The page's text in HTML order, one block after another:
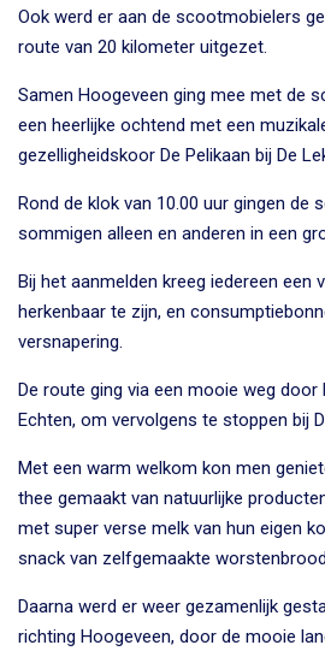
Ook werd er aan de scootmobielers
route van 20 kilometer uitgezet.
Samen Hoogeveen ging mee met de
een heerlijke ochtend met een
gezelligheidskoor De Pelikaan bij De
Rond de klok van 10.00 uur gingen de
sommigen alleen en anderen in een
Bij het aanmelden kreeg iedereen een
herkenbaar te zijn, en
versnapering.
De route ging via een mooie weg door
Echten, om vervolgens te stoppen bij
Met een warm welkom kon men
thee gemaakt van natuurlijke
met super verse melk van hun eigen
snack van zelfgemaakte
Daarna werd er weer gezamenlijk
richting Hoogeveen, door de mooie